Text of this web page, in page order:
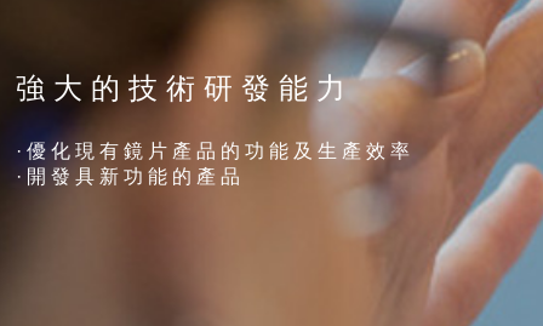
強 大 的 技 術 研 發 能 力
· 優 化 現 有 鏡 片 產 品 的 功 能 及 生 產 效 率
· 開 發 具 新 功 能 的 產 品